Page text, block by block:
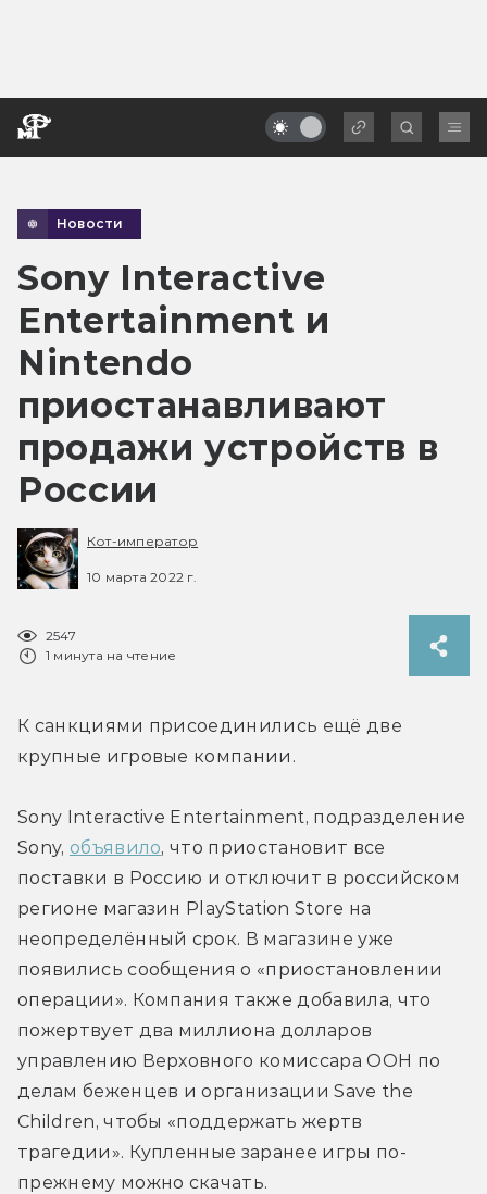
Новости
Sony Interactive
Entertainment и
Nintendo
приостанавливают
продажи устройств в
России
Кот-император
10 марта 2022 г.
2547
1 минута на чтение
К санкциями присоединились ещё две
крупные игровые компании.
Sony Interactive Entertainment, подразделение
Sony, объявило, что приостановит все
поставки в Россию и отключит в российском
регионе магазин PlayStation Store на
неопределённый срок. В магазине уже
появились сообщения о «приостановлении
операции». Компания также добавила, что
пожертвует два миллиона долларов
управлению Верховного комиссара ООН по
делам беженцев и организации Save the
Children, чтобы «поддержать жертв
трагедии». Купленные заранее игры по-
прежнему можно скачать.